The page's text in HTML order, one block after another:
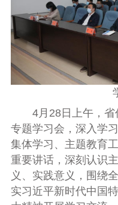
4月28日上午，省
专题学习会，深入学
集体学习、主题教育
重要讲话，深刻认识
义、实践意义，围绕
实习近平新时代中国